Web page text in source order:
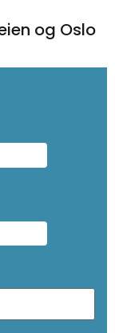
og Oslo